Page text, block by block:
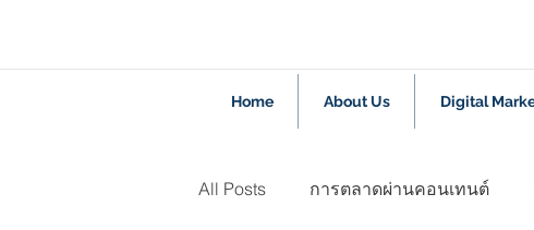
Home About Us Digital
All Posts การตลาดผ่านคอนเทนต์